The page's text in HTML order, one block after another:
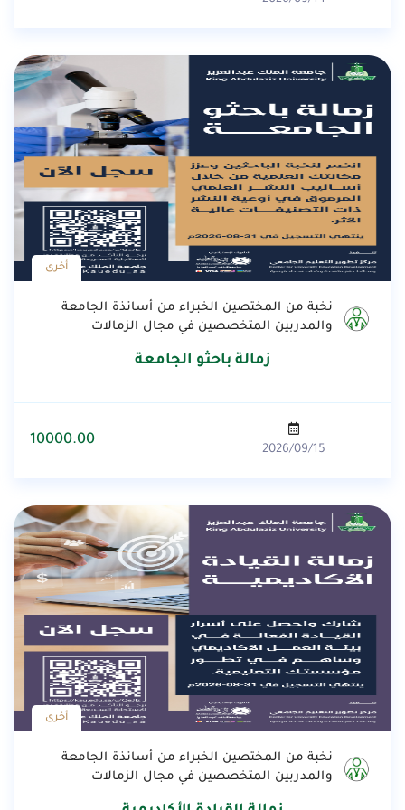
أخرى
نخبة من المختصين الخبراء من أساتذة الجامعة
والمدربين المتخصصين في مجال الزمالات
زمالة باحثو الجامعة
2026/09/15
10000.00
أخرى
نخبة من المختصين الخبراء من أساتذة الجامعة
والمدربين المتخصصين في مجال الزمالات